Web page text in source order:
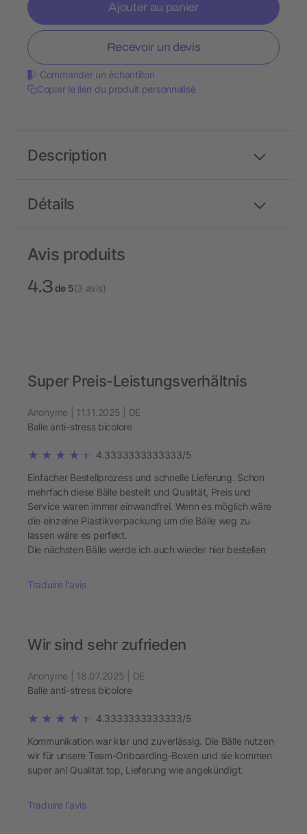
Ajouter au panier
Recevoir un devis
Commander un échantillon
Copier le lien du produit personnalisé
Détails
Description
Avis produits
4.3de 5(3 avis)
Super Preis-Leistungsverhältnis
Anonyme | 11.11.2025 | DE
Balle anti-stress bicolore
4.3333333333333/5
Einfacher Bestellprozess und schnelle Lieferung. Schon
mehrfach diese Bälle bestellt und Qualität, Preis und
Service waren immer einwandfrei. Wenn es möglich wäre
die einzelne Plastikverpackung um die Bälle weg zu
lassen wäre es perfekt.
Die nächsten Bälle werde ich auch wieder hier bestellen
Traduire l'avis
Wir sind sehr zufrieden
Anonyme | 18.07.2025 | DE
Balle anti-stress bicolore
4.3333333333333/5
Kommunikation war klar und zuverlässig. Die Bälle nutzen
wir für unsere Team-Onboarding-Boxen und sie kommen
super an! Qualität top, Lieferung wie angekündigt.
Traduire l'avis